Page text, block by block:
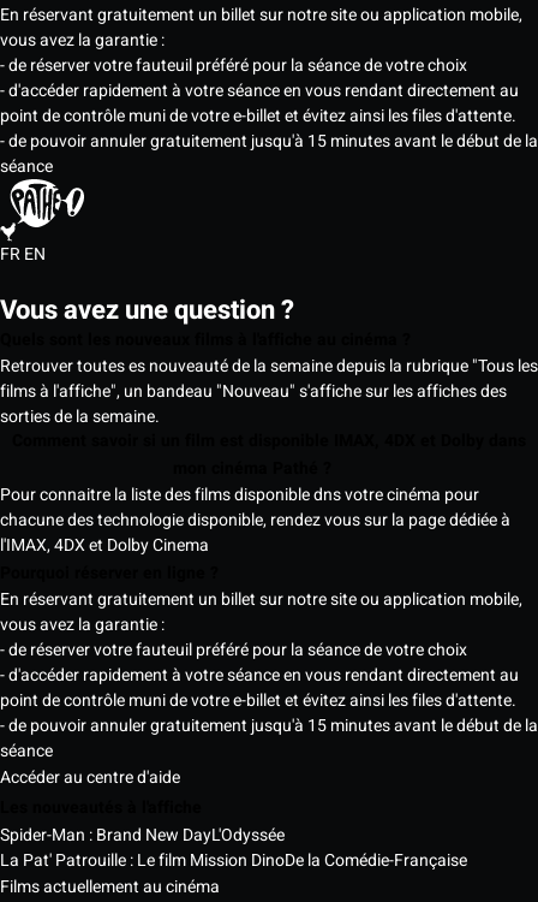
En réservant gratuitement un billet sur notre site ou application mobile,
vous avez la garantie :
- de réserver votre fauteuil préféré pour la séance de votre choix
- d'accéder rapidement à votre séance en vous rendant directement au
point de contrôle muni de votre e-billet et évitez ainsi les files d'attente.
- de pouvoir annuler gratuitement jusqu'à 15 minutes avant le début de la
séance
FREN
Vous avez une question ?
Retrouver toutes es nouveauté de la semaine depuis la rubrique "Tous les
films à l'affiche", un bandeau "Nouveau" s'affiche sur les affiches des
sorties de la semaine.
Pour connaitre la liste des films disponible dns votre cinéma pour
chacune des technologie disponible, rendez vous sur la page dédiée à
l'IMAX, 4DX et Dolby Cinema
En réservant gratuitement un billet sur notre site ou application mobile,
vous avez la garantie :
- de réserver votre fauteuil préféré pour la séance de votre choix
- d'accéder rapidement à votre séance en vous rendant directement au
point de contrôle muni de votre e-billet et évitez ainsi les files d'attente.
- de pouvoir annuler gratuitement jusqu'à 15 minutes avant le début de la
séance
Accéder au centre d'aide
Spider-Man : Brand New DayL'Odyssée
La Pat' Patrouille : Le film Mission DinoDe la Comédie-Française
Films actuellement au cinéma